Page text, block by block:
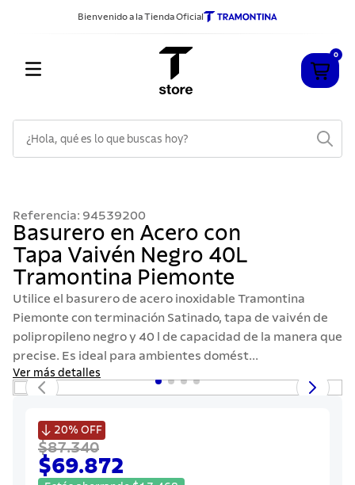
Bienvenido a la Tienda Oficial
0
Referencia: 94539200
Basurero en Acero con
Tapa Vaivén Negro 40L
Tramontina Piemonte
Utilice el basurero de acero inoxidable Tramontina
Piemonte con terminación Satinado, tapa de vaivén de
polipropileno negro y 40 l de capacidad de la manera que
precise. Es ideal para ambientes domést...
Ver más detalles
 20% OFF
$87.340
$69.872
2.
sarten
3.
cubiertos
4 .
ollas
acero inoxidable
6.
grano
442
solar
cuchillo
10. termo